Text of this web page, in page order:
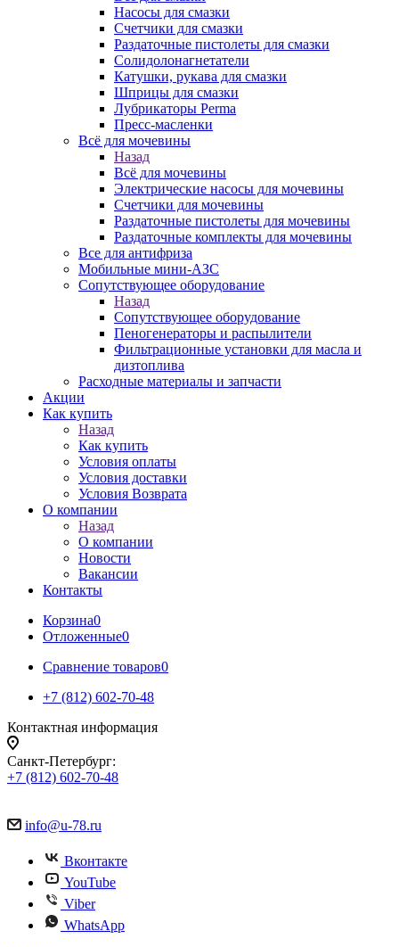
Насосы для смазки
Счетчики для смазки
Раздаточные пистолеты для смазки
Солидолонагнетатели
Катушки, рукава для смазки
Шприцы для смазки
Лубрикаторы Perma
Пресс-масленки
Всё для мочевины
Назад
Всё для мочевины
Электрические насосы для мочевины
Счетчики для мочевины
Раздаточные пистолеты для мочевины
Раздаточные комплекты для мочевины
Все для антифриза
Мобильные мини-АЗС
Сопутствующее оборудование
Назад
Сопутствующее оборудование
Пеногенераторы и распылители
Фильтрационные установки для масла и
дизтоплива
Расходные материалы и запчасти
Акции
Как купить
Назад
Как купить
Условия оплаты
Условия доставки
Условия Возврата
О компании
Назад
О компании
Новости
Вакансии
Контакты
Корзина0
Отложенные0
Сравнение товаров0
+7 (812) 602-70-48
Контактная информация
Санкт-Петербург:
+7 (812) 602-70-48
info@u-78.ru
Вконтакте
YouTube
Viber
WhatsApp